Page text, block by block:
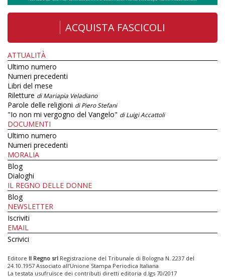
ACQUISTA FASCICOLI
ATTUALITÀ
Ultimo numero
Numeri precedenti
Libri del mese
Riletture di Mariapia Veladiano
Parole delle religioni di Piero Stefani
"Io non mi vergogno del Vangelo" di Luigi Accattoli
DOCUMENTI
Ultimo numero
Numeri precedenti
MORALIA
Blog
Dialoghi
IL REGNO DELLE DONNE
Blog
NEWSLETTER
Iscriviti
EMAIL
Scrivici
Editore Il Regno srl Registrazione del Tribunale di Bologna N. 2237 del
24.10.1957 Associato all’Unione Stampa Periodica Italiana
La testata usufruisce dei contributi diretti editoria d.lgs 70/2017